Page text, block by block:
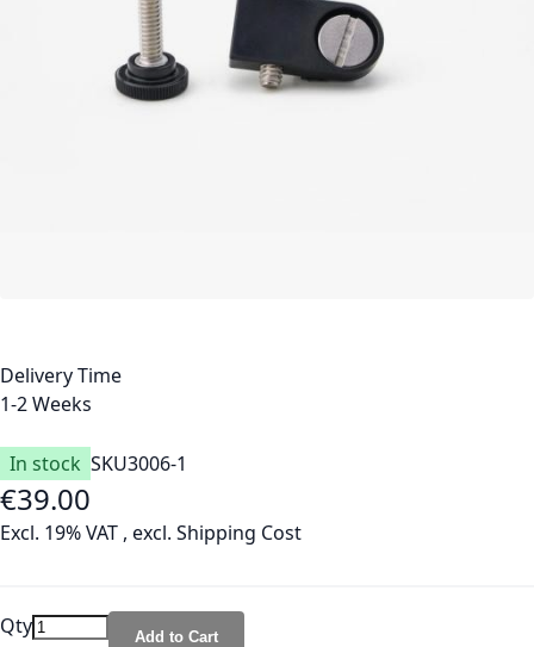
Delivery Time
1-2 Weeks
In stock SKU3006-1
€39.00
Excl. 19% VAT , excl. Shipping Cost
Qty Add to Cart